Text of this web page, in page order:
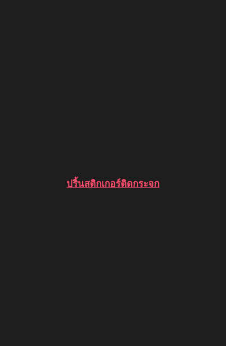
ปริ้นสติกเกอร์ติดกระจก